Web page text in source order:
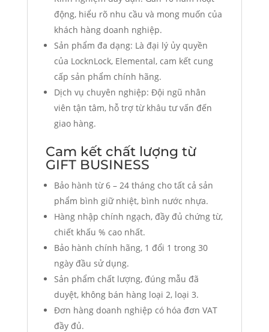
động, hiểu rõ nhu cầu và mong muốn của
khách hàng doanh nghiệp.
Sản phẩm đa dạng: Là đại lý ủy quyền
của LocknLock, Elemental, cam kết cung
cấp sản phẩm chính hãng.
Dịch vụ chuyên nghiệp: Đội ngũ nhân
viên tận tâm, hỗ trợ từ khâu tư vấn đến
giao hàng.
Cam kết chất lượng từ
GIFT BUSINESS
Bảo hành từ 6 – 24 tháng cho tất cả sản
phẩm bình giữ nhiệt, bình nước nhựa.
Hàng nhập chính ngạch, đầy đủ chứng từ,
chiết khấu % cao nhất.
Bảo hành chính hãng, 1 đổi 1 trong 30
ngày đầu sử dụng.
Sản phẩm chất lượng, đúng mẫu đã
duyệt, không bán hàng loại 2, loại 3.
Đơn hàng doanh nghiệp có hóa đơn VAT
đầy đủ.